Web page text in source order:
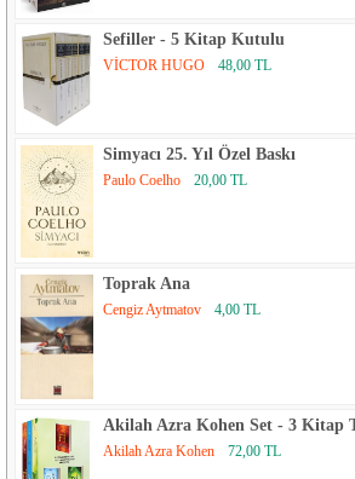
Sefiller - 5 Kitap Kutulu
VİCTOR HUGO 48,00 TL
Simyacı 25. Yıl Özel Baskı
Paulo Coelho 20,00 TL
Toprak Ana
Cengiz Aytmatov 4,00 TL
Akilah Azra Kohen Set - 3 Kitap
Akilah Azra Kohen 72,00 TL